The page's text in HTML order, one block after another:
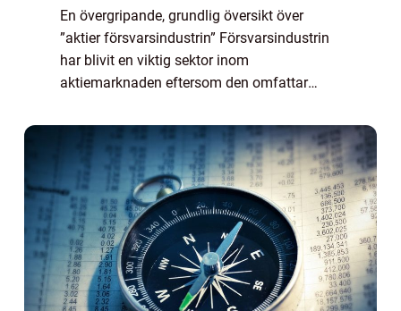
En övergripande, grundlig översikt över
”aktier försvarsindustrin” Försvarsindustrin
har blivit en viktig sektor inom
aktiemarknaden eftersom den omfattar
och försäljningen av försvarsmateriel och...